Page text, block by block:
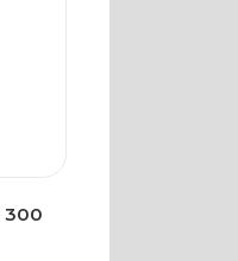
300